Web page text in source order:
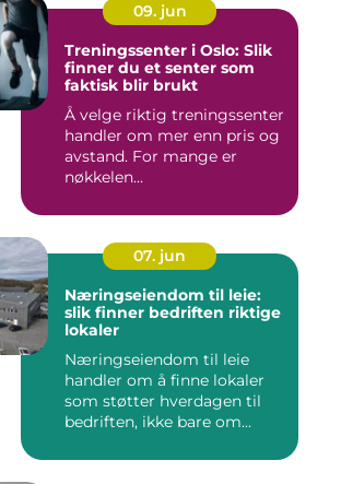
09. jun
Treningssenter i Oslo: Slik
finner du et senter som
faktisk blir brukt
Å velge riktig treningssenter
handler om mer enn pris og
avstand. For mange er
nøkkelen...
07. jun
Næringseiendom til leie:
slik finner bedriften riktige
lokaler
Næringseiendom til leie
handler om å finne lokaler
som støtter hverdagen til
bedriften, ikke bare om...